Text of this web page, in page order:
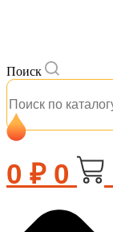
Поиск
0 ₽ 0